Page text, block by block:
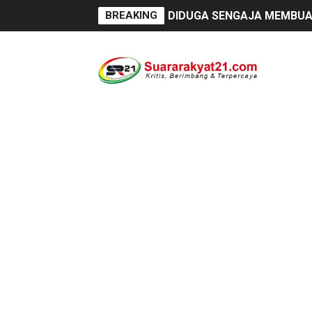
BREAKING DIDUGA SENGAJA
Sudah Seharusnya